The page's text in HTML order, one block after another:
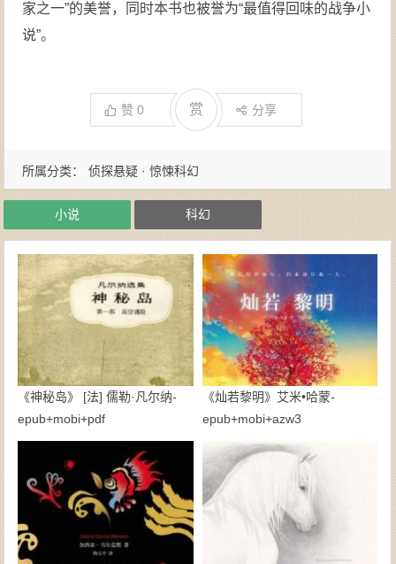
家之一”的美誉，同时本书也被誉为“最值得回味的战争小
说”。
赞0 赏 分享
所属分类： 侦探悬疑 · 惊悚科幻
小说 科幻
《神秘岛》 [法] 儒勒·凡尔纳-
epub+mobi+pdf
《灿若黎明》艾米•哈蒙-
epub+mobi+azw3